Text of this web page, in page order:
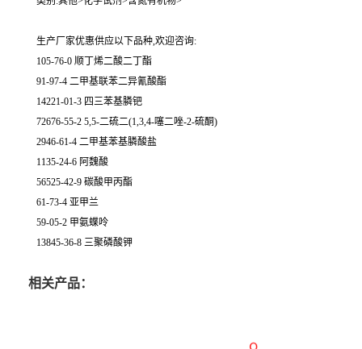
生产厂家优惠供应以下品种,欢迎咨询:
105-76-0 顺丁烯二酸二丁酯
91-97-4 二甲基联苯二异氰酸酯
14221-01-3 四三苯基膦钯
72676-55-2 5,5-二硫二(1,3,4-噻二唑-2-硫酮)
2946-61-4 二甲基苯基膦酸盐
1135-24-6 阿魏酸
56525-42-9 碳酸甲丙酯
61-73-4 亚甲兰
59-05-2 甲氨蝶呤
13845-36-8 三聚磷酸钾
相关产品：